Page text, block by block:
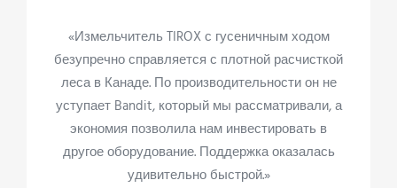
«Измельчитель TIROX с гусеничным ходом
безупречно справляется с плотной расчисткой
леса в Канаде. По производительности он не
уступает Bandit, который мы рассматривали, а
экономия позволила нам инвестировать в
другое оборудование. Поддержка оказалась
удивительно быстрой.»